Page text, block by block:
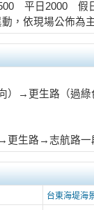
平日2000 假
，依現場公佈為
）→更生路（過
更生路→志航路
台東海堤海